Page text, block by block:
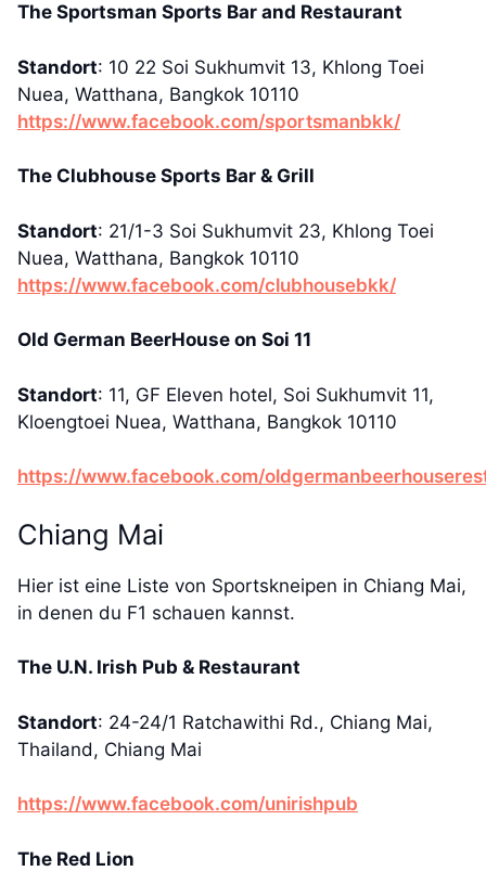
The Sportsman Sports Bar and Restaurant
Standort: 10 22 Soi Sukhumvit 13, Khlong Toei
Nuea, Watthana, Bangkok 10110
https://www.facebook.com/sportsmanbkk/
The Clubhouse Sports Bar & Grill
Standort: 21/1-3 Soi Sukhumvit 23, Khlong Toei
Nuea, Watthana, Bangkok 10110
https://www.facebook.com/clubhousebkk/
Old German BeerHouse on Soi 11
Standort: 11, GF Eleven hotel, Soi Sukhumvit 11,
Kloengtoei Nuea, Watthana, Bangkok 10110
https://www.facebook.com/
Chiang Mai
Hier ist eine Liste von Sportskneipen in Chiang Mai,
in denen du F1 schauen kannst.
The U.N. Irish Pub & Restaurant
Standort: 24-24/1 Ratchawithi Rd., Chiang Mai,
Thailand, Chiang Mai
https://www.facebook.com/unirishpub
The Red Lion